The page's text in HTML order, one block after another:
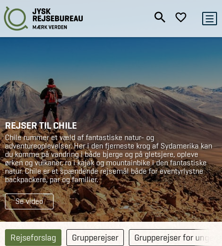
REJSER TIL CHILE
Chile rummer et væld af fantastiske natur- og
adventureoplevelser. Her i den fjerneste krog af Sydamerika kan
du komme på vandring i både bjerge og på gletsjere, opleve
ørken og vulkaner, ro i kajak og mountainbike i den fantastiske
natur. Chile er et spændende rejsemål både for eventyrlystne
backpackere, par og familier.
Se video
Rejseforslag Grupperejser Grupperejser for unge